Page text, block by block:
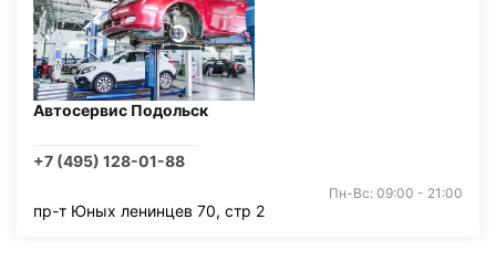
Автосервис Подольск
+7 (495) 128-01-88
Пн-Вс: 09:00 - 21:00
пр-т Юных ленинцев 70, стр 2